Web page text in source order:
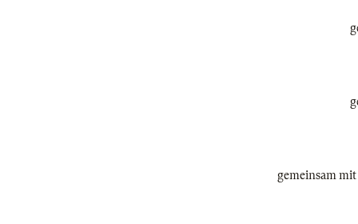
gemeinsam